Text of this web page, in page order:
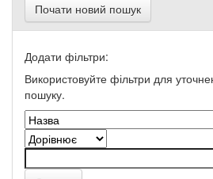
Почати новий пошук
Додати фільтри:
Використовуйте фільтри для
пошуку.